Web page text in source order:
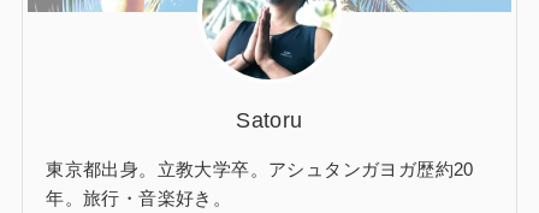
Satoru
東京都出身。立教大学卒。アシュタンガヨガ歴約20
年。旅行・音楽好き。